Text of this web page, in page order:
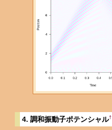
4. 調和振動子ポテンシャル†